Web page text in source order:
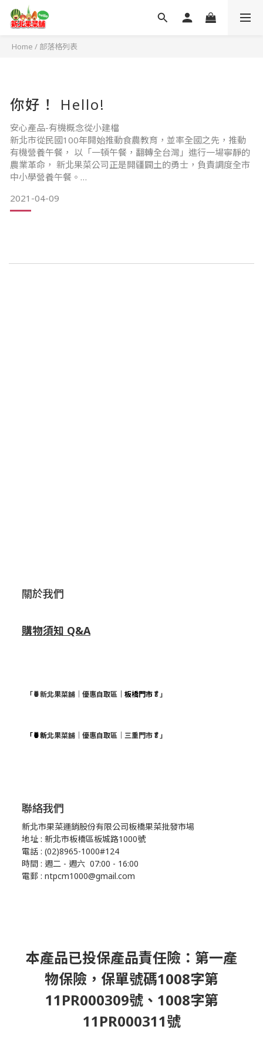
Home / 部落格列表
你好！ Hello!
安心產品-有機概念從小建檔
新北市從民國100年開始推動食農教育，並率全國之先，推動
有機營養午餐， 以「一頓午餐，翻轉全台灣」進行一場寧靜的
農業革命， 新北果菜公司正是開疆闢土的勇士，負責調度全市
中小學營養午餐。
放心採購-蔬果農藥不殘留
為強化蔬果農藥殘留檢驗，新北果菜公司每日在短短4-5小時
良心事業-購安心 購健康
2021-04-09
關於我們
購物須知 Q&A
「🍍新北果菜舖｜優惠自取區 ｜板橋門市🥬」
「🍍新北果菜舖｜優惠自取區｜三重門市🥬」
聯絡我們
新北市果菜運銷股份有限公司板橋果菜批發市場
地址 : 新北市板橋區板城路1000號
電話 : (02)8965-1000#124
時間 : 週二 - 週六 07:00 - 16:00
電郵 : ntpcm1000@gmail.com
本產品已投保產品責任險：第一產
物保險，保單號碼1008字第
11PR000309號、1008字第
11PR000311號